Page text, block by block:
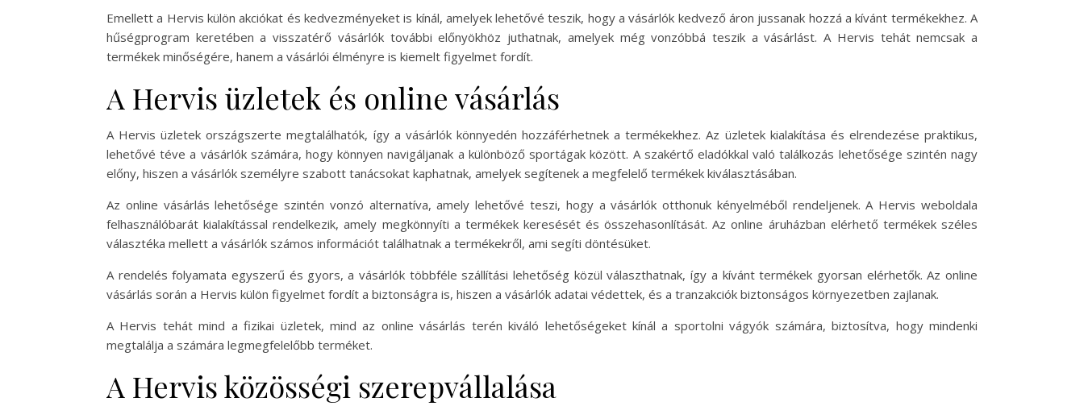
Emellett a Hervis külön akciókat és kedvezményeket is kínál, amelyek lehetővé teszik, hogy a vásárlók kedvező áron jussanak hozzá a kívánt termékekhez. A
hűségprogram keretében a visszatérő vásárlók további előnyökhöz juthatnak, amelyek még vonzóbbá teszik a vásárlást. A Hervis tehát nemcsak a
termékek minőségére, hanem a vásárlói élményre is kiemelt figyelmet fordít.
A Hervis üzletek és online vásárlás
A Hervis üzletek országszerte megtalálhatók, így a vásárlók könnyedén hozzáférhetnek a termékekhez. Az üzletek kialakítása és elrendezése praktikus,
lehetővé téve a vásárlók számára, hogy könnyen navigáljanak a különböző sportágak között. A szakértő eladókkal való találkozás lehetősége szintén nagy
előny, hiszen a vásárlók személyre szabott tanácsokat kaphatnak, amelyek segítenek a megfelelő termékek kiválasztásában.
Az online vásárlás lehetősége szintén vonzó alternatíva, amely lehetővé teszi, hogy a vásárlók otthonuk kényelméből rendeljenek. A Hervis weboldala
felhasználóbarát kialakítással rendelkezik, amely megkönnyíti a termékek keresését és összehasonlítását. Az online áruházban elérhető termékek széles
választéka mellett a vásárlók számos információt találhatnak a termékekről, ami segíti döntésüket.
A rendelés folyamata egyszerű és gyors, a vásárlók többféle szállítási lehetőség közül választhatnak, így a kívánt termékek gyorsan elérhetők. Az online
vásárlás során a Hervis külön figyelmet fordít a biztonságra is, hiszen a vásárlók adatai védettek, és a tranzakciók biztonságos környezetben zajlanak.
A Hervis tehát mind a fizikai üzletek, mind az online vásárlás terén kiváló lehetőségeket kínál a sportolni vágyók számára, biztosítva, hogy mindenki
megtalálja a számára legmegfelelőbb terméket.
A Hervis közösségi szerepvállalása